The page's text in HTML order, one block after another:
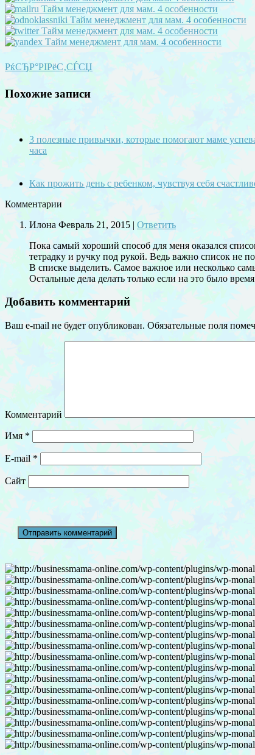
РќСЂР°РІРёС‚СЃСЏ
Похожие записи
3 полезные привычки, которые помогают маме
часа
Как прожить день с ребенком, чувствуя себя
Комментарии
Илона Февраль 21, 2015 | Ответить
Пока самый хороший способ для меня оказался
тетрадку и ручку под рукой. Ведь важно список не
В списке выделить. Самое важное или несколько
Остальные дела делать только если на это было
Добавить комментарий
Ваш e-mail не будет опубликован. Обязательные поля
Комментарий
Имя *
E-mail *
Сайт